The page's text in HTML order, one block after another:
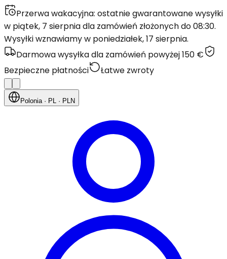
Przerwa wakacyjna: ostatnie gwarantowane wysyłki
w piątek, 7 sierpnia dla zamówień złożonych do 08:30.
Wysyłki wznawiamy w poniedziałek, 17 sierpnia.
Darmowa wysyłka dla zamówień powyżej 150 €
Bezpieczne płatności
Łatwe zwroty
Polonia· PL · PLN